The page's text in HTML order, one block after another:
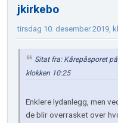
jkirkebo
tirsdag 10. desember 2019,
Sitat fra: Kårepåsporet
klokken 10:25
Enklere lydanlegg, men
de blir overrasket over